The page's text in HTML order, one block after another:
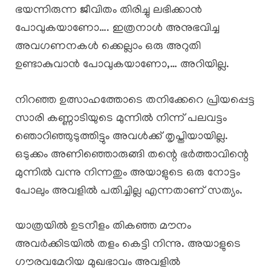
ഭയന്നിരുന്ന ജീവിതം തിരിച്ചു ലഭിക്കാൻ
പോവുകയാണോ…. ഇത്രനാൾ അനുഭവിച്ച
അവഗണനകൾ ക്കെല്ലാം ഒരു അറുതി
ഉണ്ടാകുവാൻ പോവുകയാണോ,… അറിയില്ല.
നിറഞ്ഞ ഉത്സാഹത്തോടെ തനിക്കേറെ പ്രിയപ്പെട്ട
സാരി കണ്ണാടിയുടെ മുന്നിൽ നിന്ന് പലവട്ടം
ഞൊറിഞ്ഞുടുത്തിട്ടും അവൾക്ക് തൃപ്തിയായില്ല.
ഒടുക്കം അണിഞ്ഞൊരുങ്ങി തന്റെ ഭർത്താവിന്റെ
മുന്നിൽ വന്നു നിന്നതും അയാളുടെ ഒരു നോട്ടം
പോലും അവളിൽ പതിച്ചില്ല എന്നതാണ് സത്യം.
യാത്രയിൽ ഉടനീളം തികഞ്ഞ മൗനം
അവർക്കിടയിൽ തളം കെട്ടി നിന്നു. അയാളുടെ
ഗൗരവമേറിയ മുഖഭാവം അവളിൽ